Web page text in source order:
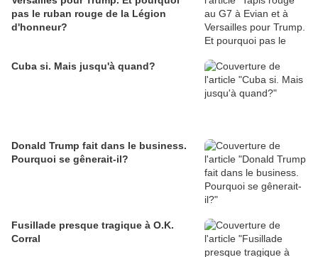
pas le ruban rouge de la Légion
d'honneur?
Cuba si. Mais jusqu'à quand?
Donald Trump fait dans le business.
Pourquoi se gênerait-il?
Fusillade presque tragique à O.K.
Corral